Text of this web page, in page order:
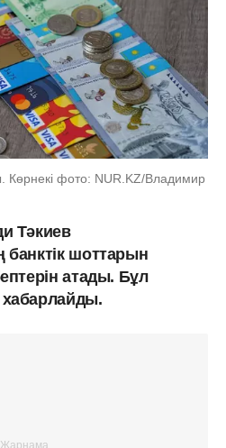
Көрнекі фото: NUR.KZ/Владимир
Тәкиев
банктік шоттарын
атады. Бұл